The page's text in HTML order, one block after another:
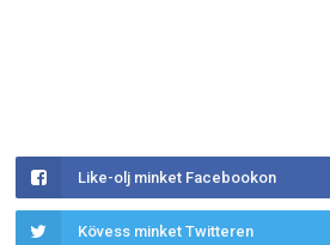
Like-olj minket Facebookon
Kövess minket Twitteren